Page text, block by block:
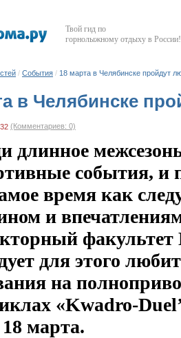
Твой гид по
горнолыжному отдыху в России!
/ События / 18 марта в Челябинске пройдут
в Челябинске
(Комментариев: 0)
длинное
события, и
время как
и
для этого
на
«Kwadro-
марта.